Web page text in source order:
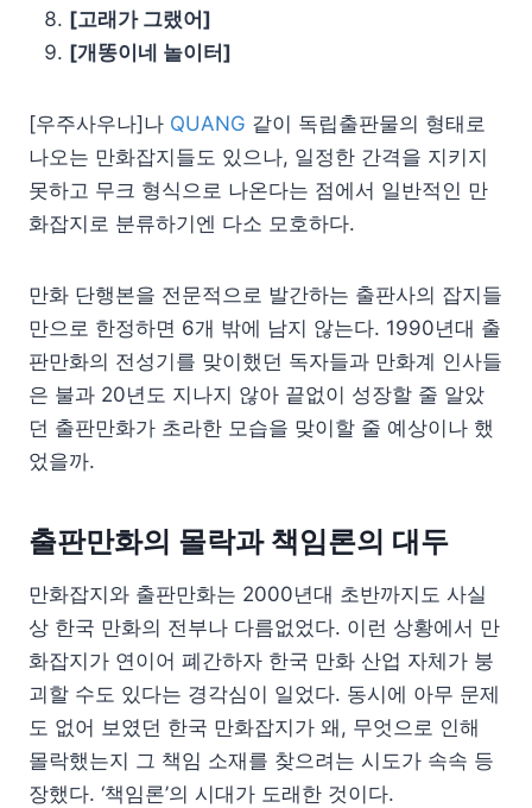
[고래가 그랬어]
[개똥이네 놀이터]
[우주사우나]나 QUANG 같이 독립출판물의 형태로
나오는 만화잡지들도 있으나, 일정한 간격을 지키지
못하고 무크 형식으로 나온다는 점에서 일반적인 만
화잡지로 분류하기엔 다소 모호하다.
만화 단행본을 전문적으로 발간하는 출판사의 잡지들
만으로 한정하면 6개 밖에 남지 않는다. 1990년대 출
판만화의 전성기를 맞이했던 독자들과 만화계 인사들
은 불과 20년도 지나지 않아 끝없이 성장할 줄 알았
던 출판만화가 초라한 모습을 맞이할 줄 예상이나 했
었을까.
출판만화의 몰락과 책임론의 대두
만화잡지와 출판만화는 2000년대 초반까지도 사실
상 한국 만화의 전부나 다름없었다. 이런 상황에서 만
화잡지가 연이어 폐간하자 한국 만화 산업 자체가 붕
괴할 수도 있다는 경각심이 일었다. 동시에 아무 문제
도 없어 보였던 한국 만화잡지가 왜, 무엇으로 인해
몰락했는지 그 책임 소재를 찾으려는 시도가 속속 등
장했다. ‘책임론’의 시대가 도래한 것이다.